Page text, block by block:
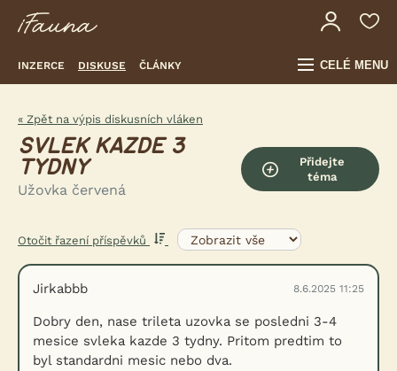
INZERCE DISKUSE ČLÁNKY CELÉ MENU
« Zpět na výpis diskusních vláken
SVLEK KAZDE 3
TYDNY
Užovka červená
Přidejte
téma
Otočit řazení příspěvků
Jirkabbb 8.6.2025 11:25
Dobry den, nase trileta uzovka se posledni 3-4
mesice svleka kazde 3 tydny. Pritom predtim to
byl standardni mesic nebo dva.